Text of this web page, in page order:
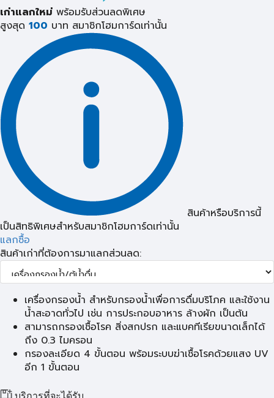
เก่าแลกใหม่ พร้อมรับส่วนลดพิเศษ
สูงสุด 100 บาท สมาชิกโฮมการ์ดเท่านั้น
สินค้าหรือบริการนี้
เป็นสิทธิพิเศษสำหรับสมาชิกโฮมการ์ดเท่านั้น
แลกซื้อ
สินค้าเก่าที่ต้องการมาแลกส่วนลด:
เครื่องกรองน้ำ สำหรับกรองน้ำเพื่อการดื่มบริโภค และใช้งาน
น้ำสะอาดทั่วไป เช่น การประกอบอาหาร ล้างผัก เป็นต้น
สามารถกรองเชื้อโรค สิ่งสกปรก และแบคทีเรียขนาดเล็กได้
ถึง 0.3 ไมครอน
กรองละเอียด 4 ขั้นตอน พร้อมระบบฆ่าเชื้อโรคด้วยแสง UV
อีก 1 ขั้นตอน